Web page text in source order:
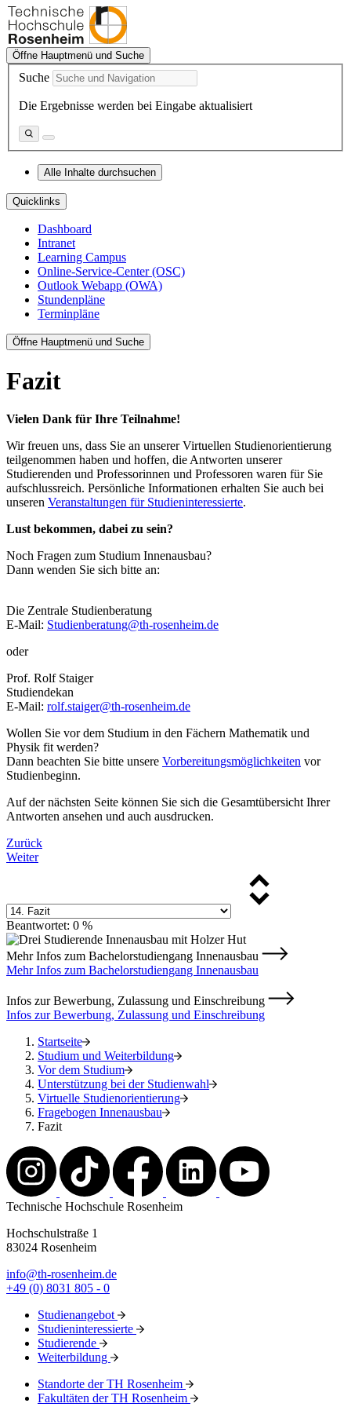
Öffne Hauptmenü und Suche
Suche
Die Ergebnisse werden bei Eingabe aktualisiert
Alle Inhalte durchsuchen
Quicklinks
Dashboard
Intranet
Learning Campus
Online-Service-Center (OSC)
Outlook Webapp (OWA)
Stundenpläne
Terminpläne
Öffne Hauptmenü und Suche
Fazit
Vielen Dank für Ihre Teilnahme!
Wir freuen uns, dass Sie an unserer Virtuellen Studienorientierung
teilgenommen haben und hoffen, die Antworten unserer
Studierenden und Professorinnen und Professoren waren für Sie
aufschlussreich. Persönliche Informationen erhalten Sie auch bei
unseren Veranstaltungen für Studieninteressierte.
Lust bekommen, dabei zu sein?
Noch Fragen zum Studium Innenausbau?
Dann wenden Sie sich bitte an:
Die Zentrale Studienberatung
E-Mail: Studienberatung@th-rosenheim.de
oder
Prof. Rolf Staiger
Studiendekan
E-Mail: rolf.staiger@th-rosenheim.de
Wollen Sie vor dem Studium in den Fächern Mathematik und
Physik fit werden?
Dann beachten Sie bitte unsere Vorbereitungsmöglichkeiten vor
Studienbeginn.
Auf der nächsten Seite können Sie sich die Gesamtübersicht Ihrer
Antworten ansehen und auch ausdrucken.
Zurück
Weiter
Beantwortet: 0 %
Mehr Infos zum Bachelorstudiengang Innenausbau
Mehr Infos zum Bachelorstudiengang Innenausbau
Infos zur Bewerbung, Zulassung und Einschreibung
Infos zur Bewerbung, Zulassung und Einschreibung
Startseite
Studium und Weiterbildung
Vor dem Studium
Unterstützung bei der Studienwahl
Virtuelle Studienorientierung
Fragebogen Innenausbau
Fazit
Technische Hochschule Rosenheim
Hochschulstraße 1
83024 Rosenheim
info@th-rosenheim.de
+49 (0) 8031 805 - 0
Studienangebot
Studieninteressierte
Studierende
Weiterbildung
Standorte der TH Rosenheim
Fakultäten der TH Rosenheim